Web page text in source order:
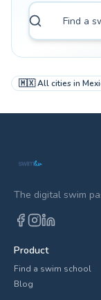
🇲🇽All cities in
The digital swim
Product
Find a swim school
Blog